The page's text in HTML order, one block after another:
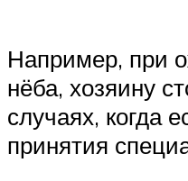
Например, при
нёба, хозяину
случаях, когда
принятия